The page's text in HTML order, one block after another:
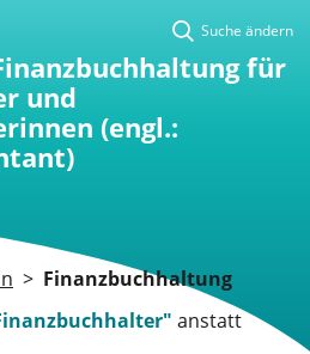
Suche ändern
für
und
(engl.:
> Finanzbuchhaltung
anstatt